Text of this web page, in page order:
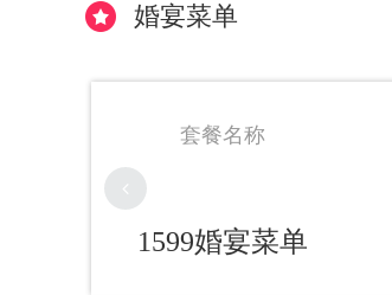
婚宴菜单
套餐名称
1599婚宴菜单